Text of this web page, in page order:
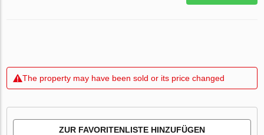
The property may have been sold or its price changed
ZUR FAVORITENLISTE HINZUFÜGEN